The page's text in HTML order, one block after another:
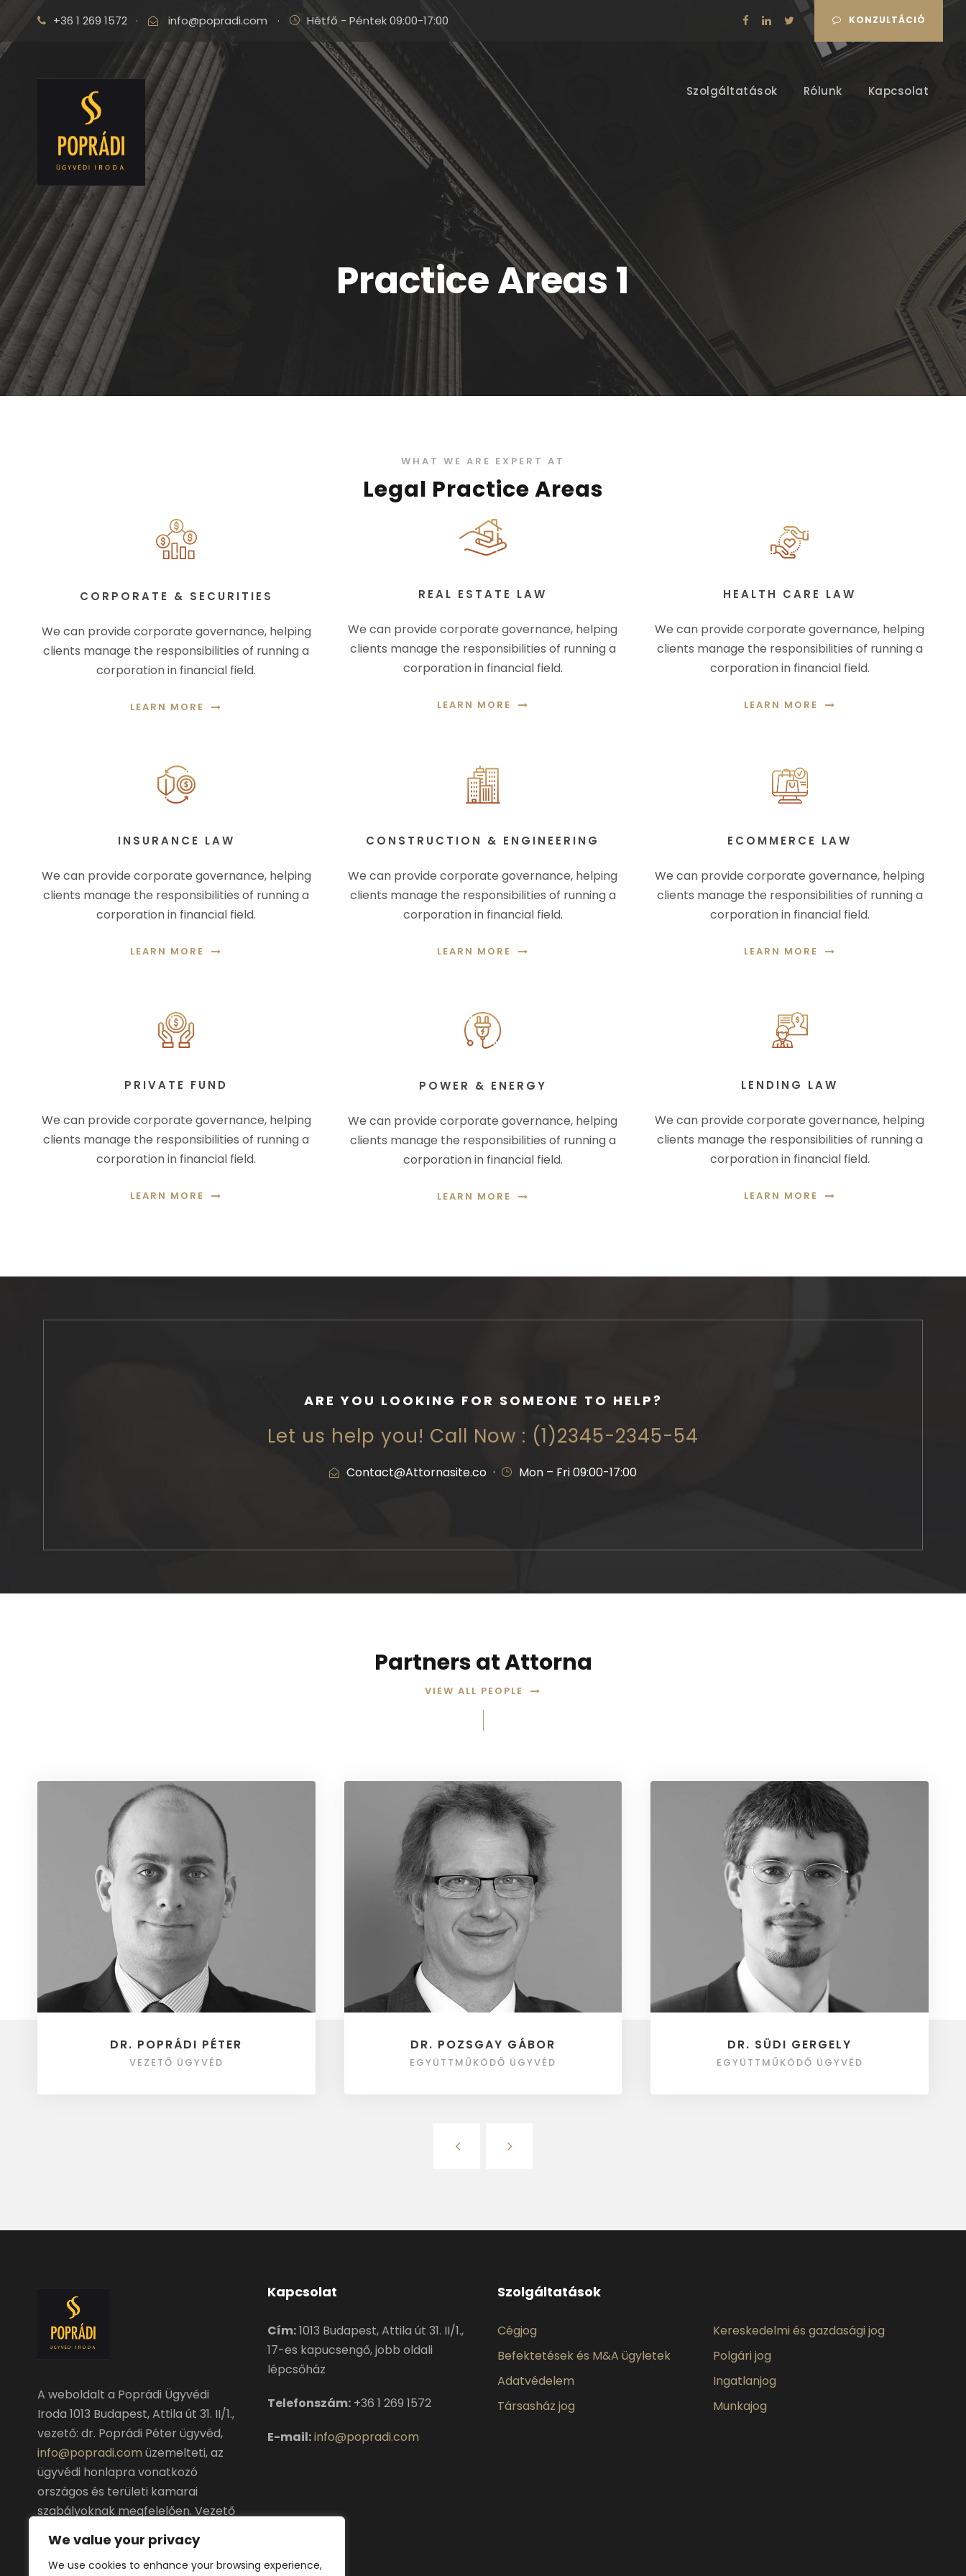
We value your privacy
We use cookies to enhance your browsing experience,
+36 1 269 1572 · info@popradi.com · Hétfő - Péntek 09:00-17:00 KONZULTÁCIÓ
Szolgáltatások Rólunk Kapcsolat
Practice Areas 1
WHAT WE ARE EXPERT AT
Legal Practice Areas
CORPORATE & SECURITIES
We can provide corporate governance, helping
clients manage the responsibilities of running a
corporation in financial field.
LEARN MORE
REAL ESTATE LAW
We can provide corporate governance, helping
clients manage the responsibilities of running a
corporation in financial field.
LEARN MORE
HEALTH CARE LAW
We can provide corporate governance, helping
clients manage the responsibilities of running a
corporation in financial field.
LEARN MORE
INSURANCE LAW
We can provide corporate governance, helping
clients manage the responsibilities of running a
corporation in financial field.
LEARN MORE
CONSTRUCTION & ENGINEERING
We can provide corporate governance, helping
clients manage the responsibilities of running a
corporation in financial field.
LEARN MORE
ECOMMERCE LAW
We can provide corporate governance, helping
clients manage the responsibilities of running a
corporation in financial field.
LEARN MORE
PRIVATE FUND
We can provide corporate governance, helping
clients manage the responsibilities of running a
corporation in financial field.
LEARN MORE
POWER & ENERGY
We can provide corporate governance, helping
clients manage the responsibilities of running a
corporation in financial field.
LEARN MORE
LENDING LAW
We can provide corporate governance, helping
clients manage the responsibilities of running a
corporation in financial field.
LEARN MORE
ARE YOU LOOKING FOR SOMEONE TO HELP?
Let us help you! Call Now : (1)2345-2345-54
Contact@Attornasite.co · Mon – Fri 09:00-17:00
Partners at Attorna
VIEW ALL PEOPLE
DR. POPRÁDI PÉTER
VEZETŐ ÜGYVÉD
DR. POZSGAY GÁBOR
EGYÜTTMŰKÖDŐ ÜGYVÉD
DR. SÜDI GERGELY
EGYÜTTMŰKÖDŐ ÜGYVÉD
A weboldalt a Poprádi Ügyvédi
Iroda 1013 Budapest, Attila út 31. II/1.,
vezető: dr. Poprádi Péter ügyvéd,
info@popradi.com üzemelteti, az
ügyvédi honlapra vonatkozó
országos és területi kamarai
szabályoknak megfelelően. Vezető
ügyvéd, a Budapesti Ügyvédi
Kamara tagja.
Kapcsolat
Cím:1013 Budapest, Attila út 31. II/1.,
17-es kapucsengő, jobb oldali
lépcsőház
Telefonszám: +36 1 269 1572
E-mail:info@popradi.com
Szolgáltatások
Cégjog
Kereskedelmi és gazdasági jog
Befektetések és M&A ügyletek
Polgári jog
Adatvédelem
Ingatlanjog
Társasház jog
Munkajog